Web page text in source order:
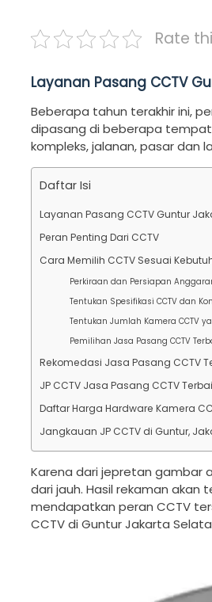
Rate
Layanan Pasang CCTV
Beberapa tahun terakhir ini,
dipasang di beberapa tempat
kompleks, jalanan, pasar dan
Daftar Isi
Layanan Pasang CCTV Guntur
Peran Penting Dari CCTV
Cara Memilih CCTV Sesuai
Perkiraan dan Persiapan
Tentukan Spesifikasi CCTV dan
Tentukan Jumlah Kamera CCTV
Pemilihan Jasa Pasang CCTV
Rekomedasi Jasa Pasang CCTV
JP CCTV Jasa Pasang CCTV
Daftar Harga Hardware Kamera
Jangkauan JP CCTV di Guntur,
Karena dari jepretan gambar
dari jauh. Hasil rekaman akan
mendapatkan peran CCTV
CCTV di Guntur Jakarta